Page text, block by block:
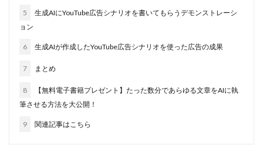
5
生成AIにYouTube広告シナリオを書いてもらうデモンストレーシ
ョン
6 生成AIが作成したYouTube広告シナリオを使った広告の成果
7 まとめ
8
【無料電子書籍プレゼント】たった数分であらゆる文章をAIに執
筆させる方法を大公開！
9 関連記事はこちら